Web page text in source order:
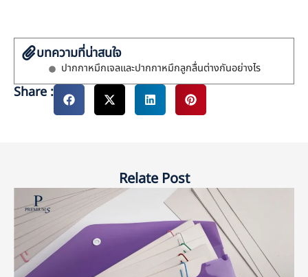
บทความที่น่าสนใจ
ปากกาหมึกเจลและปากกาหมึกลูกลื่นต่างกันอย่างไร
Share :
Relate Post